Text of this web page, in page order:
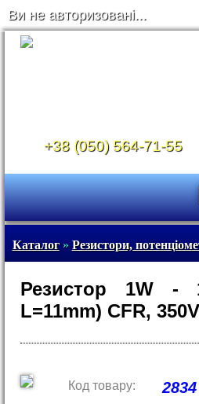
Ви не авторизовані...
+38 (050) 564-71-55
Каталог» Резистори,
Резистор 1W -
L=11mm) CFR,
Код товару: 2834